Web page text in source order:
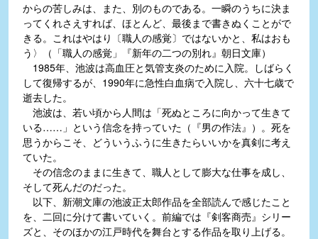
からの苦しみは、また、別のものである。一瞬のうちに決ま
ってくれさえすれば、ほとんど、最後まで書きぬくことがで
きる。これはやはり〔職人の感覚〕ではないかと、私はおも
う〉（「職人の感覚」『新年の二つの別れ』朝日文庫）
1985年、池波は高血圧と気管支炎のために入院。しばらく
して復帰するが、1990年に急性白血病で入院し、六十七歳で
逝去した。
池波は、若い頃から人間は「死ぬところに向かって生きて
いる……」という信念を持っていた（『男の作法』）。死を
思うからこそ、どういうふうに生きたらいいかを真剣に考え
ていた。
その信念のままに生きて、職人として膨大な仕事を成し、
そして死んだのだった。
以下、新潮文庫の池波正太郎作品を全部読んで感じたこと
を、二回に分けて書いていく。前編では『剣客商売』シリー
ズと、そのほかの江戸時代を舞台とする作品を取り上げる。